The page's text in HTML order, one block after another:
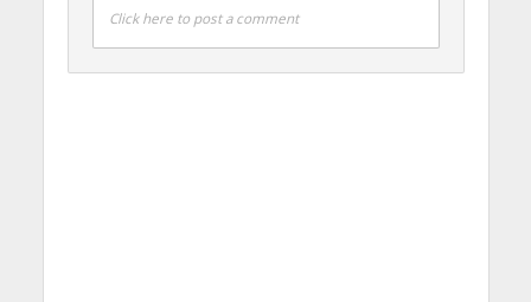
Click here to post a comment